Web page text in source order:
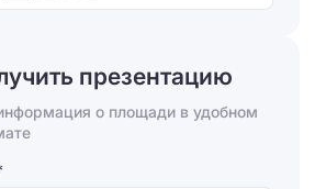
форму, вы соглашаетесь на
презентацию
о площади в удобном